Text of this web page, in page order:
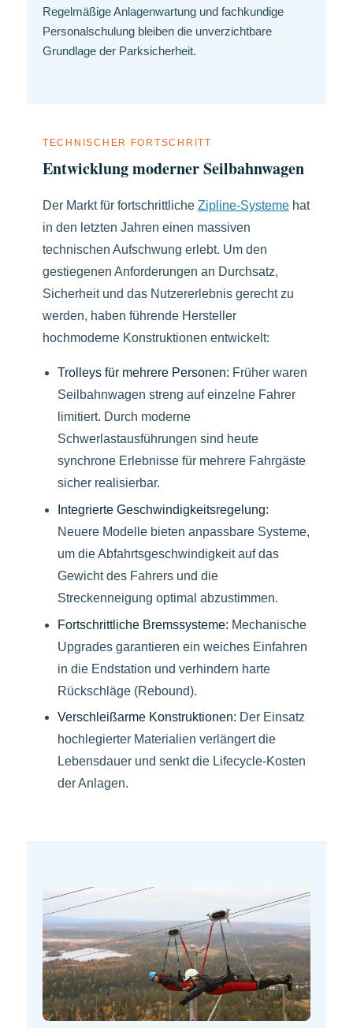
Regelmäßige Anlagenwartung und fachkundige
Personalschulung bleiben die unverzichtbare
Grundlage der Parksicherheit.
TECHNISCHER FORTSCHRITT
Entwicklung moderner Seilbahnwagen
Der Markt für fortschrittliche Zipline-Systeme hat
in den letzten Jahren einen massiven
technischen Aufschwung erlebt. Um den
gestiegenen Anforderungen an Durchsatz,
Sicherheit und das Nutzererlebnis gerecht zu
werden, haben führende Hersteller
hochmoderne Konstruktionen entwickelt:
Trolleys für mehrere Personen: Früher waren
Seilbahnwagen streng auf einzelne Fahrer
limitiert. Durch moderne
Schwerlastausführungen sind heute
synchrone Erlebnisse für mehrere Fahrgäste
sicher realisierbar.
Integrierte Geschwindigkeitsregelung:
Neuere Modelle bieten anpassbare Systeme,
um die Abfahrtsgeschwindigkeit auf das
Gewicht des Fahrers und die
Streckenneigung optimal abzustimmen.
Fortschrittliche Bremssysteme: Mechanische
Upgrades garantieren ein weiches Einfahren
in die Endstation und verhindern harte
Rückschläge (Rebound).
Verschleißarme Konstruktionen: Der Einsatz
hochlegierter Materialien verlängert die
Lebensdauer und senkt die Lifecycle-Kosten
der Anlagen.